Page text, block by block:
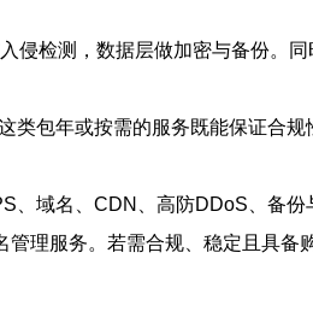
侵检测，数据层做加密与备份。
包年或按需的服务既能保证合
、域名、CDN、高防DDoS、备
理服务。若需合规、稳定且具备